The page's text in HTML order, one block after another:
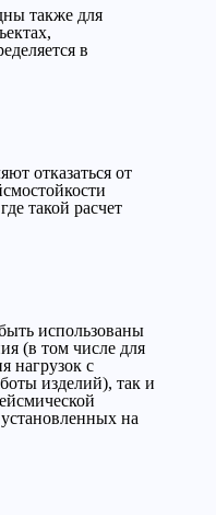
также для
в
отказаться от
такой расчет
использованы
(в том числе для
нагрузок с
изделий), так и
на